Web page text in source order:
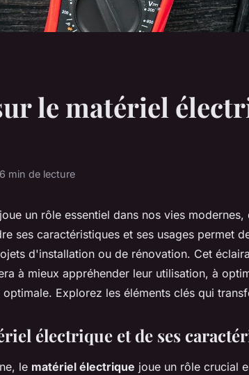
le matériel
6 min de lecture
un rôle essentiel dans nos vies
ses caractéristiques et ses usages permet
d'installation ou de rénovation. Cet
à mieux appréhender leur utilisation, à
Explorez les éléments clés qui
électrique et de ses
le matériel électrique joue un rôle crucial